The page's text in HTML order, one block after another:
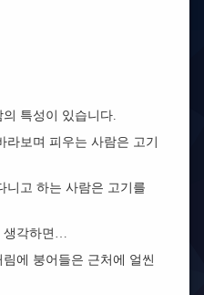
특성이 있습니다.
보며 피우는 사람은 고기
니고 하는 사람은 고기를
생각하면…
에 붕어들은 근처에 얼씬